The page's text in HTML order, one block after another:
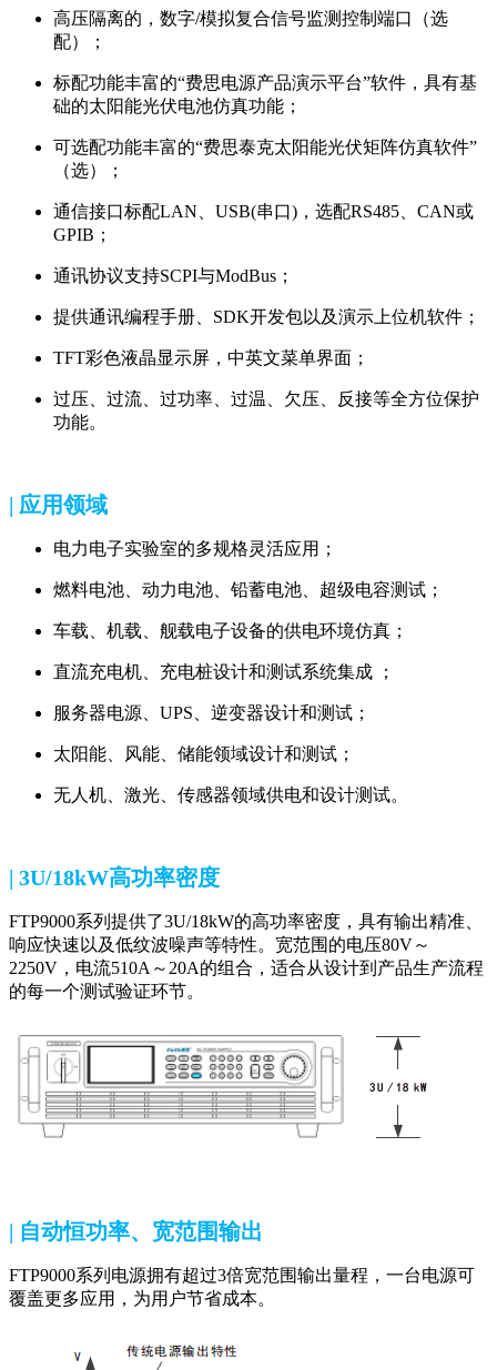
高压隔离的，数字/模拟复合信号监测控制端口（选
配）；
标配功能丰富的“费思电源产品演示平台”软件，具有基
础的太阳能光伏电池仿真功能；
可选配功能丰富的“费思泰克太阳能光伏矩阵仿真软件”
（选）；
通信接口标配LAN、USB(串口)，选配RS485、CAN或
GPIB；
通讯协议支持SCPI与ModBus；
提供通讯编程手册、SDK开发包以及演示上位机软件；
TFT彩色液晶显示屏，中英文菜单界面；
过压、过流、过功率、过温、欠压、反接等全方位保护
功能。
| 应用领域
电力电子实验室的多规格灵活应用；
燃料电池、动力电池、铅蓄电池、超级电容测试；
车载、机载、舰载电子设备的供电环境仿真；
直流充电机、充电桩设计和测试系统集成 ；
服务器电源、UPS、逆变器设计和测试；
太阳能、风能、储能领域设计和测试；
无人机、激光、传感器领域供电和设计测试。
| 3U/18kW高功率密度
FTP9000系列提供了3U/18kW的高功率密度，具有输出精准、
响应快速以及低纹波噪声等特性。宽范围的电压80V～
2250V，电流510A～20A的组合，适合从设计到产品生产流程
的每一个测试验证环节。
| 自动恒功率、宽范围输出
FTP9000系列电源拥有超过3倍宽范围输出量程，一台电源可
覆盖更多应用，为用户节省成本。